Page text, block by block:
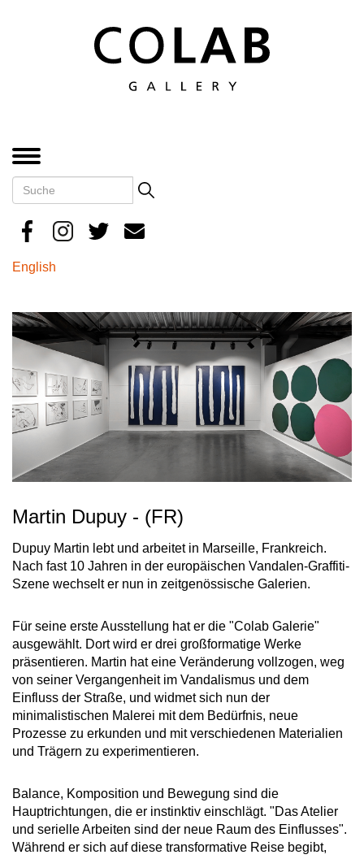
Search
Suche
English
Martin Dupuy - (FR)
Dupuy Martin lebt und arbeitet in Marseille, Frankreich.
Nach fast 10 Jahren in der europäischen Vandalen-Graffiti-
Szene wechselt er nun in zeitgenössische Galerien.
Für seine erste Ausstellung hat er die "Colab Galerie"
ausgewählt. Dort wird er drei großformatige Werke
präsentieren. Martin hat eine Veränderung vollzogen, weg
von seiner Vergangenheit im Vandalismus und dem
Einfluss der Straße, und widmet sich nun der
minimalistischen Malerei mit dem Bedürfnis, neue
Prozesse zu erkunden und mit verschiedenen Materialien
und Trägern zu experimentieren.
Balance, Komposition und Bewegung sind die
Hauptrichtungen, die er instinktiv einschlägt. "Das Atelier
und serielle Arbeiten sind der neue Raum des Einflusses".
Während er sich auf diese transformative Reise begibt,